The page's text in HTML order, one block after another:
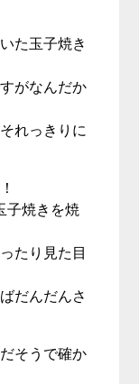
た玉子焼き
がなんだか
れっきりに
子焼きを焼
たり見た目
だんだんさ
そうで確か